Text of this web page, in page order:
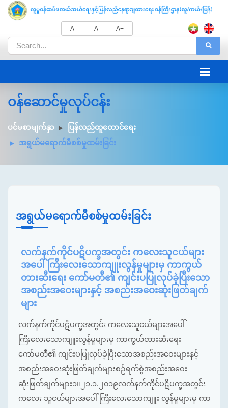
A- A A+
ဝန်ဆောင်မှုလုပ်ငန်း
ပင်မစာမျက်နှာ
ပြန်လည်ထူထောင်ရေး
အရွယ်မရောက်မီစစ်မှုထမ်းခြင်း
အရွယ်မရောက်မီစစ်မှုထမ်းခြင်း
လက်နက်ကိုင်ပဋိပက္ခအတွင်း ကလေးသူငယ်များ
အပေါ် ကြီးလေးသောကျူးလွန်မှုများမှ ကာကွယ်
တားဆီးရေး ကော်မတီ၏ ကျင်းပပြုလုပ်ခဲ့ပြီးသော
အစည်းအဝေးများနှင့် အစည်းအဝေးဆုံးဖြတ်ချက်
များ
လက်နက်ကိုင်ပဋိပက္ခအတွင်း ကလေးသူငယ်များအပေါ်
ကြီးလေးသောကျူးလွန်မှုများမှ ကာကွယ်တားဆီးရေး
ကော်မတီ၏ ကျင်းပပြုလုပ်ခဲ့ပြီးသောအစည်းအဝေးများနှင့်
အစည်းအဝေးဆုံးဖြတ်ချက်များစဉ်ရက်စွဲအစည်းအဝေး
ဆုံးဖြတ်ချက်များ၁။၂၁.၁.၂၀၁၉လက်နက်ကိုင်ပဋိပက္ခအတွင်း
ကလေး သူငယ်များအပေါ် ကြီးလေးသောကျူး လွန်မှုများမှ ကာ